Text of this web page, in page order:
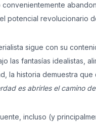
potencial revolucionario
sigue con su
las fantasías idealistas,
la historia demuestra
es abrirles el camino
incluso (y